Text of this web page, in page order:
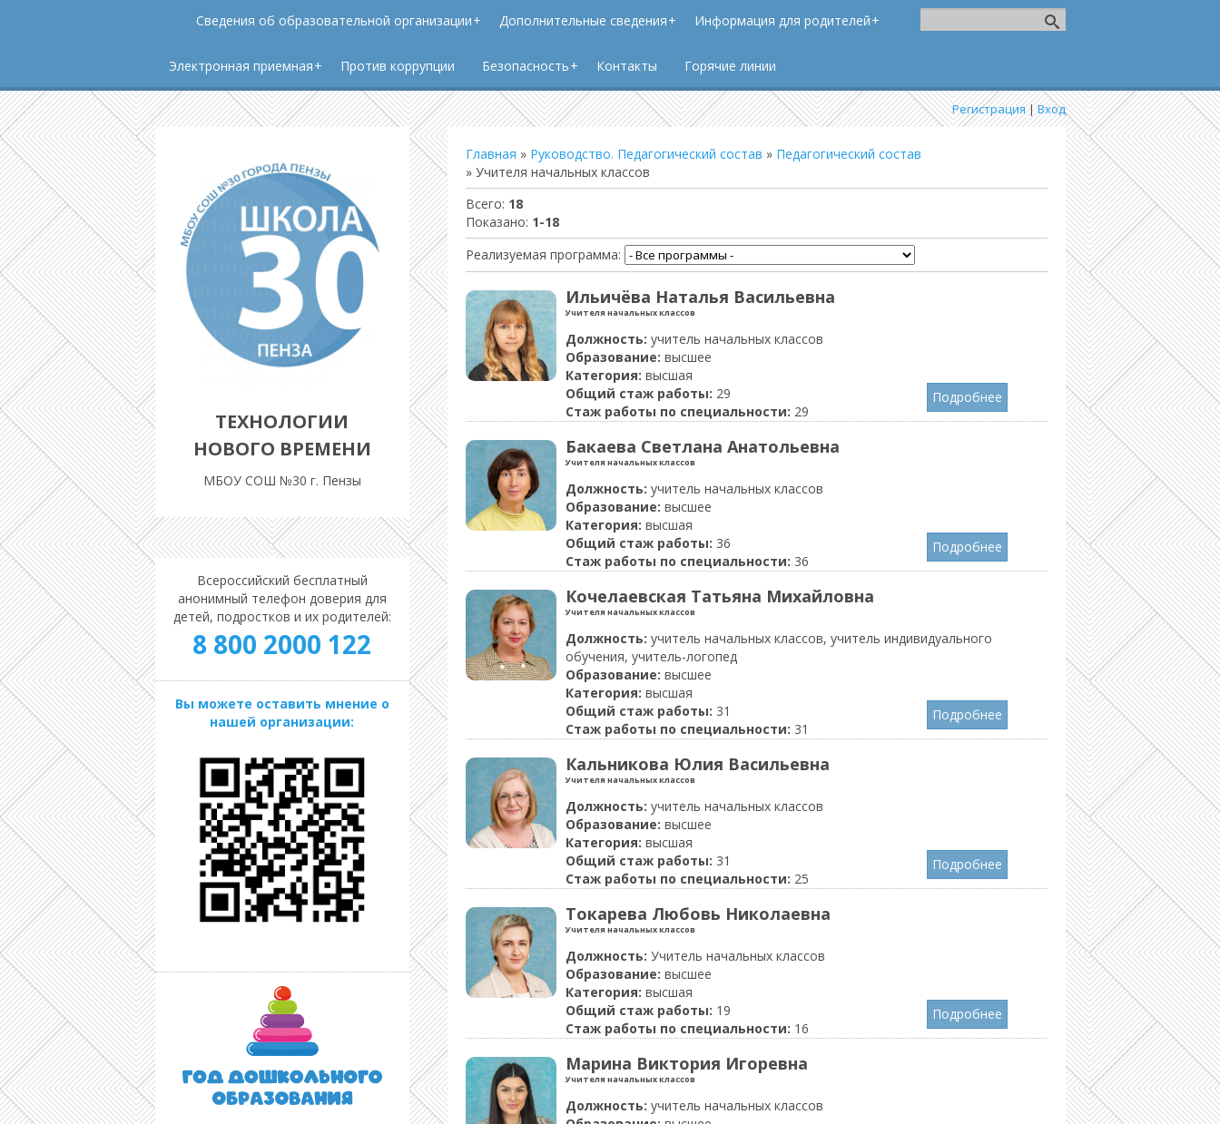
Сведения об образовательной организации Дополнительные сведения Информация для родителей
Электронная приемная Против коррупции Безопасность Контакты Горячие линии
Регистрация|Вход
ТЕХНОЛОГИИ
НОВОГО ВРЕМЕНИ
МБОУ СОШ №30 г. Пензы
Главная » Руководство. Педагогический состав » Педагогический состав
» Учителя начальных классов
Всего: 18
Показано: 1-18
Реализуемая программа:
Ильичёва Наталья Васильевна
Учителя начальных классов
Должность: учитель начальных классов
Образование: высшее
Категория: высшая
Общий стаж работы: 29
Стаж работы по специальности: 29
Подробнее
Бакаева Светлана Анатольевна
Учителя начальных классов
Должность: учитель начальных классов
Образование: высшее
Категория: высшая
Общий стаж работы: 36
Стаж работы по специальности: 36
Подробнее
Кочелаевская Татьяна Михайловна
Учителя начальных классов
Должность: учитель начальных классов, учитель индивидуального
обучения, учитель-логопед
Образование: высшее
Категория: высшая
Общий стаж работы: 31
Стаж работы по специальности: 31
Подробнее
Кальникова Юлия Васильевна
Учителя начальных классов
Должность: учитель начальных классов
Образование: высшее
Категория: высшая
Общий стаж работы: 31
Стаж работы по специальности: 25
Подробнее
Токарева Любовь Николаевна
Учителя начальных классов
Должность: Учитель начальных классов
Образование: высшее
Категория: высшая
Общий стаж работы: 19
Стаж работы по специальности: 16
Подробнее
Марина Виктория Игоревна
Учителя начальных классов
Должность: учитель начальных классов
Всероссийский бесплатный
анонимный телефон доверия для
детей, подростков и их родителей:
8 800 2000 122
Вы можете оставить мнение о
нашей организации: